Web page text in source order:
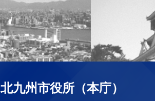
北九州市役所（本庁）